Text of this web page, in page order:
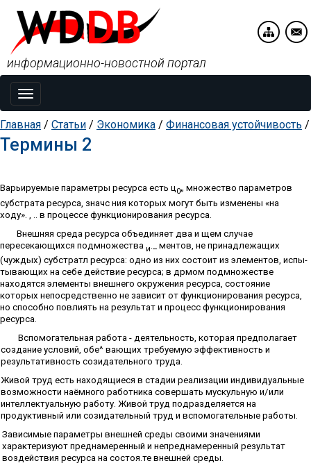
Toggle
navigation
информационно-новостной портал
Главная / Статьи / Экономика / Финансовая устойчивость /
Термины 2
Варьируемые параметры ресурса есть ц0„ множество параметров
субстрата ресурса, значс ния которых могут быть изменены «на
ходу». , .. в процессе функционирования ресурса.
Внешняя среда ресурса объединяет два и щем случае
пересекающихся подмножества и
._ ментов, не принадлежащих
(чуждых) субстратл ресурса: одно из них состоит из элементов, испы­
тывающих на себе действие ресурса; в дрмом подмножестве
находятся элементы внешнего ок­ружения ресурса, состояние
которых непосредст­венно не зависит от функционирования ресурса,
но способно повлиять на результат и процесс функционирования
ресурса.
Вспомогательная работа - деятельность, ко­торая предполагает
создание условий, обе^ вающих требуемую эффективность и
результа­тивность созидательного труда.
Живой труд есть находящиеся в стадии реа­лизации индивидуальные
возможности наёмного работника совершать мускульную и/или
интел­лектуальную работу. Живой труд подразделяется на
продуктивный или созидательный труд и вспо­могательные работы.
Зависимые параметры внешней среды своими значениями
характеризуют преднамерен­ный и непреднамеренный результат
воздействия ресурса на состоя.те внешней среды.